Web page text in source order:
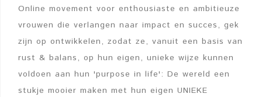
Online movement voor enthousiaste en ambitieuze
vrouwen die verlangen naar impact en succes, gek
zijn op ontwikkelen, zodat ze, vanuit een basis van
rust & balans, op hun eigen, unieke wijze kunnen
voldoen aan hun 'purpose in life': De wereld een
stukje mooier maken met hun eigen UNIEKE